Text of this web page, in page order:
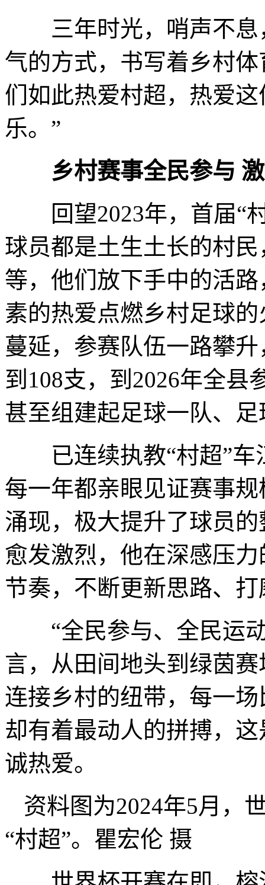
三年时光，哨声不息
气的方式，书写着乡村
们如此热爱村超，热爱
乐。”
乡村赛事全民参与
回望2023年，首届“村
球员都是土生土长的村
等，他们放下手中的活
素的热爱点燃乡村足球
蔓延，参赛队伍一路攀
到108支，到2026年全县
甚至组建起足球一队、
已连续执教“村超”车
每一年都亲眼见证赛事
涌现，极大提升了球员
愈发激烈，他在深感压
节奏，不断更新思路、
“全民参与、全民运动
言，从田间地头到绿茵
连接乡村的纽带，每一
却有着最动人的拼搏，
诚热爱。
资料图为2024年5月，
“村超”。瞿宏伦 摄